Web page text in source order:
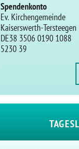
Spendenkonto
Ev. Kirchengemeinde
Kaiserswerth-Tersteegen
DE38 3506 0190 1088
5230 39
.